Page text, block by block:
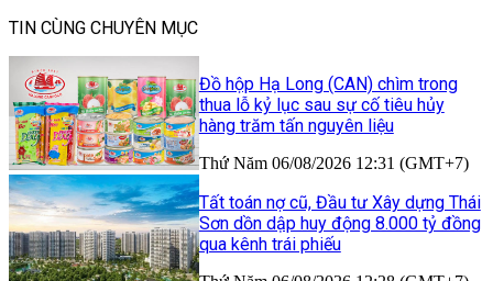
TIN CÙNG CHUYÊN MỤC
Đồ hộp Hạ Long (CAN) chìm trong
thua lỗ kỷ lục sau sự cố tiêu hủy
hàng trăm tấn nguyên liệu
Thứ Năm 06/08/2026 12:31 (GMT+7)
Tất toán nợ cũ, Đầu tư Xây dựng Thái
Sơn dồn dập huy động 8.000 tỷ đồng
qua kênh trái phiếu